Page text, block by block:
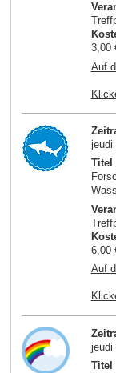
3,00
Auf
jeudi
Titel
6,00
Auf
jeudi
Titel